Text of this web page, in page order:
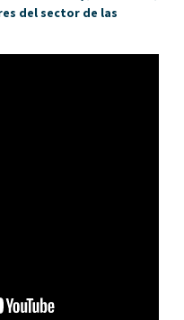
del sector de las